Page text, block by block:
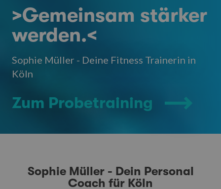
>Gemeinsam stärker
werden.<
Sophie Müller - Deine Fitness Trainerin in
Köln
Zum Probetraining
Sophie Müller - Dein Personal
Coach für Köln